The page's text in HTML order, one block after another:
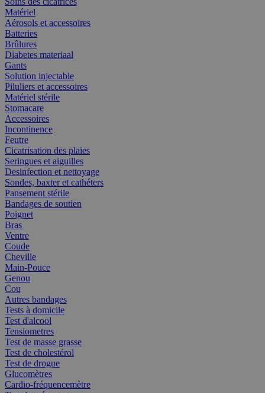
Matériel
Aérosols et accessoires
Batteries
Brûlures
Diabetes materiaal
Gants
Solution injectable
Piluliers et accessoires
Matériel stérile
Stomacare
Accessoires
Incontinence
Feutre
Cicatrisation des plaies
Seringues et aiguilles
Desinfection et nettoyage
Sondes, baxter et cathéters
Pansement stérile
Bandages de soutien
Poignet
Bras
Ventre
Coude
Cheville
Main-Pouce
Genou
Cou
Autres bandages
Tests à domicile
Test d'alcool
Tensiometres
Test de masse grasse
Test de cholestérol
Test de drogue
Glucomètres
Cardio-fréquencemètre